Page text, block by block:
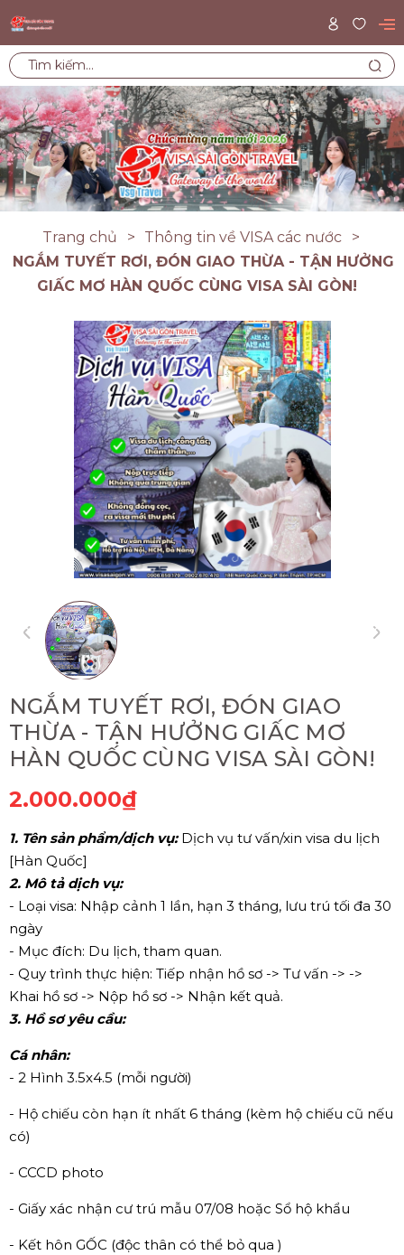
Trang chủ
Thông tin về VISA các nước
NGẮM TUYẾT RƠI, ĐÓN GIAO THỪA - TẬN HƯỞNG
GIẤC MƠ HÀN QUỐC CÙNG VISA SÀI GÒN!
NGẮM TUYẾT RƠI, ĐÓN GIAO
THỪA - TẬN HƯỞNG GIẤC MƠ
HÀN QUỐC CÙNG VISA SÀI GÒN!
2.000.000₫
1. Tên sản phẩm/dịch vụ:Dịch vụ tư vấn/xin visa du lịch
[Hàn Quốc]
2. Mô tả dịch vụ:
- Loại visa: Nhập cảnh 1 lần, hạn 3 tháng, lưu trú tối đa 30
ngày
- Mục đích: Du lịch, tham quan.
- Quy trình thực hiện: Tiếp nhận hồ sơ -> Tư vấn -> ->
Khai hồ sơ -> Nộp hồ sơ -> Nhận kết quả.
3. Hồ sơ yêu cầu:
Cá nhân:
- 2 Hình 3.5x4.5 (mỗi người)
- Hộ chiếu còn hạn ít nhất 6 tháng (kèm hộ chiếu cũ nếu
có)
- CCCD photo
- Giấy xác nhận cư trú mẫu 07/08 hoặc Sổ hộ khẩu
- Kết hôn GỐC (độc thân có thể bỏ qua )